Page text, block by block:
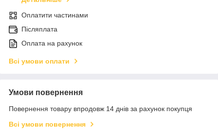
Оплатити частинами
Післяплата
Оплата на рахунок
Всі умови оплати
Умови повернення
Повернення товару впродовж 14 днів за рахунок покупця
Всі умови повернення